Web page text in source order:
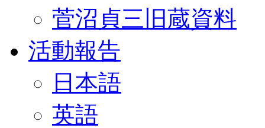
菅沼貞三旧蔵資料
活動報告
日本語
英語